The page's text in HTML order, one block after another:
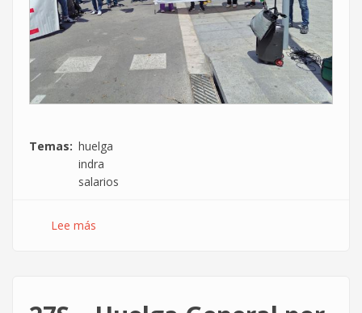
Temas
huelga
indra
salarios
Lee más